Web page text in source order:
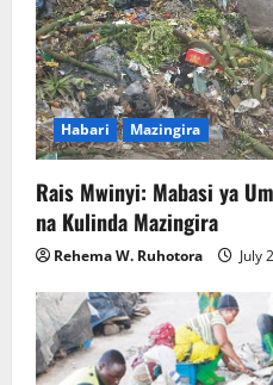
Habari Mazingira
Rais Mwinyi: Mabasi ya
na Kulinda Mazingira
Rehema W. Ruhotora July